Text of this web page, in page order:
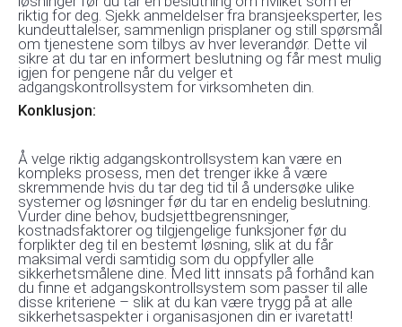
riktig for deg. Sjekk anmeldelser fra bransjeeksperter, les
kundeuttalelser, sammenlign prisplaner og still spørsmål
om tjenestene som tilbys av hver leverandør. Dette vil
sikre at du tar en informert beslutning og får mest mulig
igjen for pengene når du velger et
adgangskontrollsystem for virksomheten din.
Konklusjon:
Å velge riktig adgangskontrollsystem kan være en
kompleks prosess, men det trenger ikke å være
skremmende hvis du tar deg tid til å undersøke ulike
systemer og løsninger før du tar en endelig beslutning.
Vurder dine behov, budsjettbegrensninger,
kostnadsfaktorer og tilgjengelige funksjoner før du
forplikter deg til en bestemt løsning, slik at du får
maksimal verdi samtidig som du oppfyller alle
sikkerhetsmålene dine. Med litt innsats på forhånd kan
du finne et adgangskontrollsystem som passer til alle
disse kriteriene – slik at du kan være trygg på at alle
sikkerhetsaspekter i organisasjonen din er ivaretatt!